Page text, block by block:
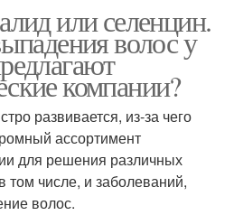
или селенцин.
волос у
компании?
развивается, из-за чего
ассортимент
для решения различных
том числе, и заболеваний,
волос.